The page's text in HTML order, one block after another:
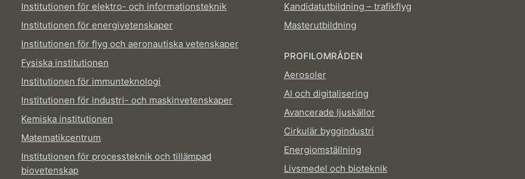
Institutionen för elektro- och informationsteknik
Institutionen för energivetenskaper
Institutionen för flyg och aeronautiska vetenskaper
Fysiska institutionen
Institutionen för immunteknologi
Institutionen för industri- och maskinvetenskaper
Kemiska institutionen
Matematikcentrum
Institutionen för processteknik och tillämpad
biovetenskap
Kandidatutbildning – trafikflyg
Masterutbildning
PROFILOMRÅDEN
Aerosoler
AI och digitalisering
Avancerade ljuskällor
Cirkulär byggindustri
Energiomställning
Livsmedel och bioteknik